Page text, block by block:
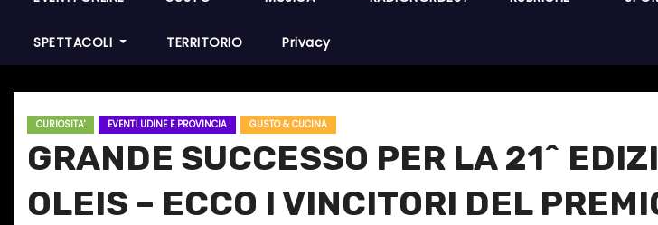
SPETTACOLI TERRITORIO Privacy
CURIOSITA' EVENTI UDINE E PROVINCIA GUSTO & CUCINA
GRANDE SUCCESSO PER LA 21^
OLEIS – ECCO I VINCITORI DEL